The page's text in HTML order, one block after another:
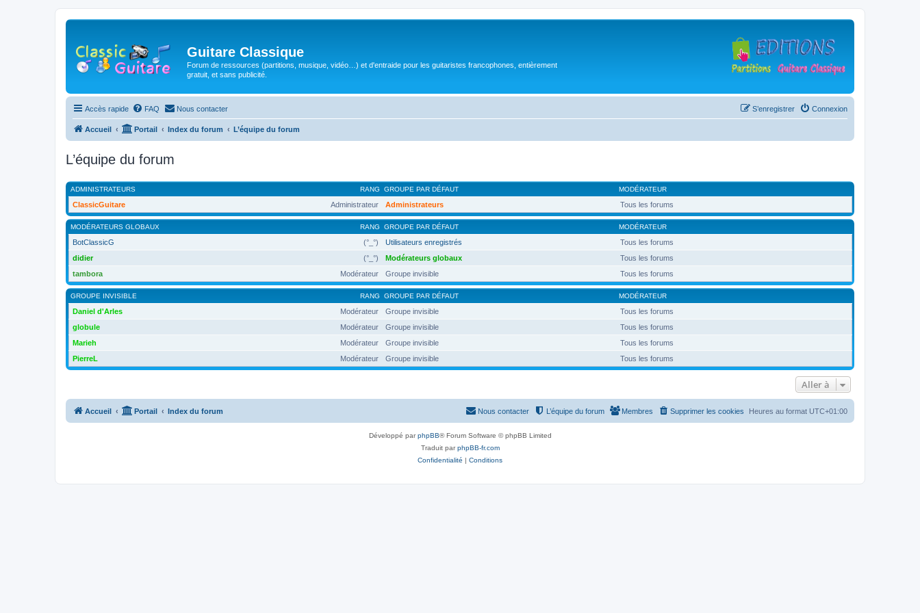
Guitare Classique
Forum de ressources (partitions, musique, vidéo…) et d'entraide pour les guitaristes francophones, entièrement
gratuit, et sans publicité.
Accès rapide FAQ Nous contacter Connexion
S’enregistrer
Accueil Portail Index du forum L’équipe du forum
L’équipe du forum
RANG
ADMINISTRATEURS GROUPE PAR DÉFAUT MODÉRATEUR
Administrateur
ClassicGuitare Administrateurs Tous les forums
RANG
MODÉRATEURS GLOBAUX GROUPE PAR DÉFAUT MODÉRATEUR
(°_°)
BotClassicG Utilisateurs enregistrés
Tous les forums
(°_°)
didier Modérateurs globaux
Tous les forums
Modérateur
tambora Groupe invisible Tous les forums
RANG
GROUPE INVISIBLE GROUPE PAR DÉFAUT MODÉRATEUR
Modérateur
Daniel d'Arles Groupe invisible
Tous les forums
Modérateur
globule Groupe invisible
Tous les forums
Modérateur
Marieh Groupe invisible
Tous les forums
Modérateur
PierreL Groupe invisible Tous les forums
Aller à
Accueil Portail Index du forum Heures au format UTC+01:00
Supprimer les cookies
Membres
L’équipe du forum
Nous contacter
Développé parphpBB® Forum Software © phpBB Limited
Traduit parphpBB-fr.com
Confidentialité | Conditions